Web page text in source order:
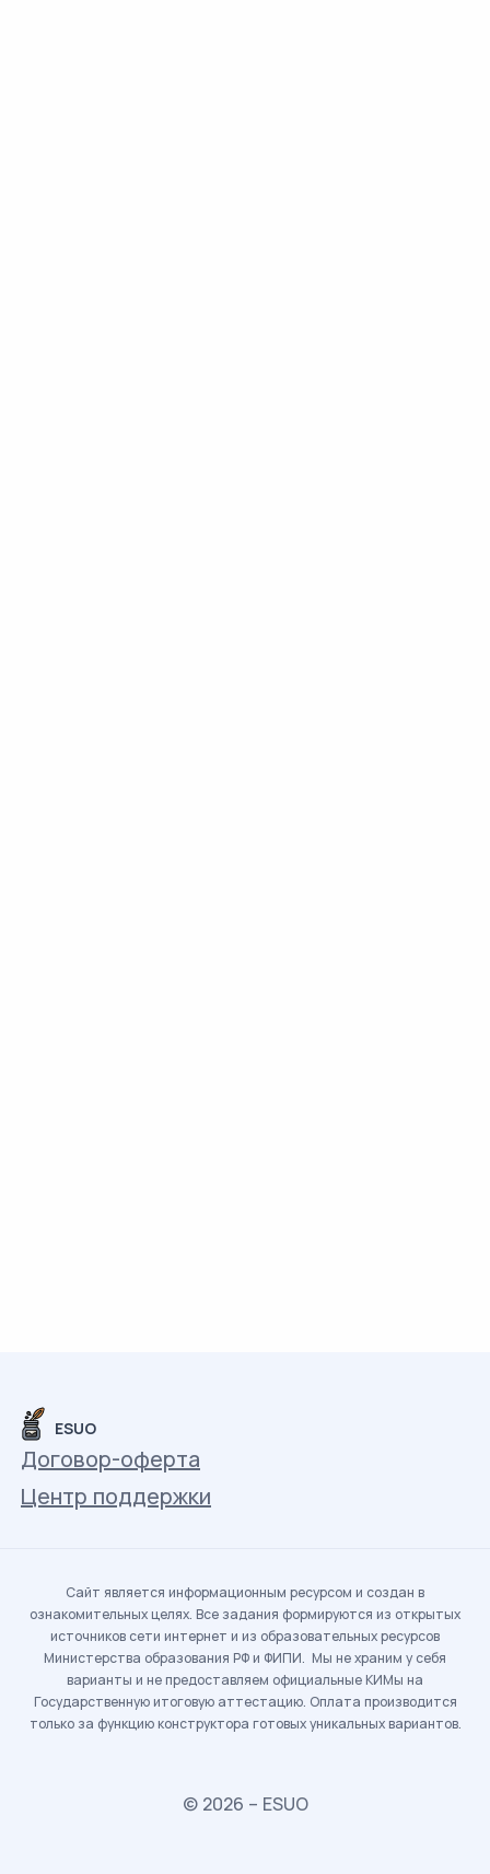
ESUO
Договор-оферта
Центр поддержки
Сайт является информационным ресурсом и создан в
ознакомительных целях. Все задания формируются из открытых
источников сети интернет и из образовательных ресурсов
Министерства образования РФ и ФИПИ. Мы не храним у себя
варианты и не предоставляем официальные КИМы на
Государственную итоговую аттестацию. Оплата производится
только за функцию конструктора готовых уникальных вариантов.
© 2026 – ESUO